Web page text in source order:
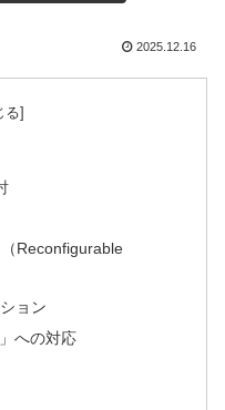
2025.12.16
Reconfigurable
ョン
への対応